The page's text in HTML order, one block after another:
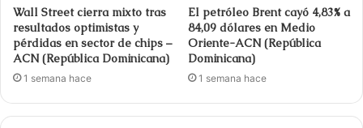
Wall Street cierra mixto tras
resultados optimistas y
pérdidas en sector de chips –
ACN (República Dominicana)
1 semana hace
El petróleo Brent cayó 4,83% a
84,09 dólares en Medio
Oriente-ACN (República
Dominicana)
1 semana hace